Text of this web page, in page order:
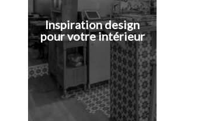
Inspiration design
pour votre intérieur